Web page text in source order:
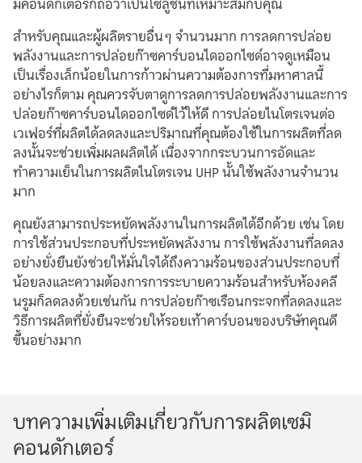
สำหรับคุณและผู้ผลิตรายอื่นๆ จำนวนมาก การลดการปล่อย
พลังงานและการปล่อยก๊าซคาร์บอนไดออกไซด์อาจดูเหมือน
เป็นเรื่องเล็กน้อยในการก้าวผ่านความต้องการที่มหาศาลนี้
อย่างไรก็ตาม คุณควรจับตาดูการลดการปล่อยพลังงานและการ
ปล่อยก๊าซคาร์บอนไดออกไซด์ไว้ให้ดี การปล่อยไนโตรเจนต่อ
เวเฟอร์ที่ผลิตได้ลดลงและปริมาณที่คุณต้องใช้ในการผลิตที่ลด
ลงนั้นจะช่วยเพิ่มผลผลิตได้ เนื่องจากกระบวนการอัดและ
ทำความเย็นในการผลิตไนโตรเจน UHP นั้นใช้พลังงานจำนวน
มาก
คุณยังสามารถประหยัดพลังงานในการผลิตได้อีกด้วย เช่น โดย
การใช้ส่วนประกอบที่ประหยัดพลังงาน การใช้พลังงานที่ลดลง
อย่างยั่งยืนยังช่วยให้มั่นใจได้ถึงความร้อนของส่วนประกอบที่
น้อยลงและความต้องการการระบายความร้อนสำหรับห้องคลี
นรูมก็ลดลงด้วยเช่นกัน การปล่อยก๊าซเรือนกระจกที่ลดลงและ
วิธีการผลิตที่ยั่งยืนจะช่วยให้รอยเท้าคาร์บอนของบริษัทคุณดี
ขึ้นอย่างมาก
บทความเพิ่มเติมเกี่ยวกับการผลิตเซมิ
คอนดักเตอร์